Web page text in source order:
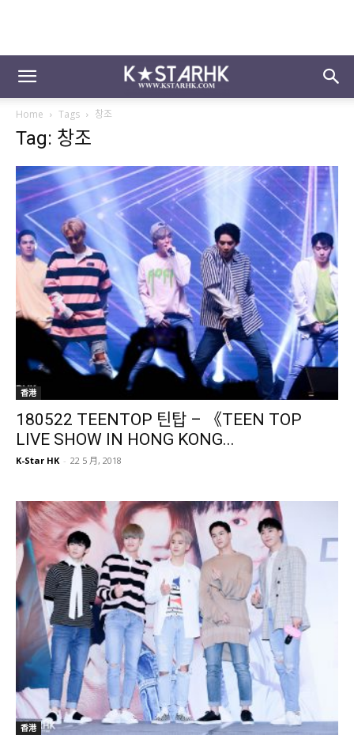
Home Tags 창조
Tag: 창조
香港
180522 TEENTOP 틴탑 – 《TEEN TOP
LIVE SHOW IN HONG KONG...
K-Star HK - 22 5 月, 2018
香港